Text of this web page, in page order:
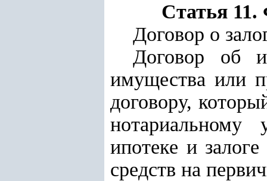
Статья 11.
Договор о
Договор об
имущества или
договору,
нотариальному
ипотеке и
средств на